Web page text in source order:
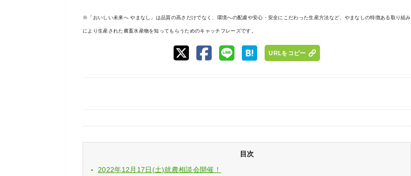
※「おいしい未来へ やまなし」は品質の高さだけでなく、環境への配慮や安心・安全にこだわった生産方法など、やまなしの特徴ある取り組み
により生産された農畜水産物を知ってもらうためのキャッチフレーズです。
URLをコピー
目次
2022年12月17日(土)就農相談会開催！